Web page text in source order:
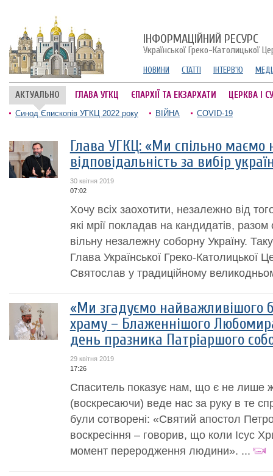
ІНФОРМАЦІЙНИЙ РЕСУРС
Української Греко-Католицької
НОВИНИ СТАТТІ ІНТЕРВ'Ю
АКТУАЛЬНО ГЛАВА УГКЦ ЄПАРХІЇ ТА ЕКЗАРХАТИ ЦЕРКВА І
Синод Єпископів УГКЦ 2022 року ВІЙНА COVID-19
Глава УГКЦ: «Ми спільно маємо
відповідальність за вибір
30 квітня 2019
07:02
Хочу всіх заохотити, незалежно від
які мрії покладав на кандидатів,
вільну незалежну соборну Україну.
Глава Української Греко-Католицької
Святослав у традиційному
«Ми згадуємо найважливішого
храму – Блаженнішого
день празника Патріаршого
29 квітня 2019
17:26
Спаситель показує нам, що є не лише
(воскресаючи) веде нас за руку в те
були сотворені: «Святий апостол
воскресіння – говорив, що коли Ісус
момент переродження людини». ...